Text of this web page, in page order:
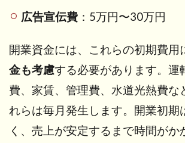
広告宣伝費 ：5万円〜30万円
開業資金には、これらの初期費用
金も考慮する必要があります。運
費、家賃、管理費、水道光熱費な
れらは毎月発生します。開業初期
く、売上が安定するまで時間がか